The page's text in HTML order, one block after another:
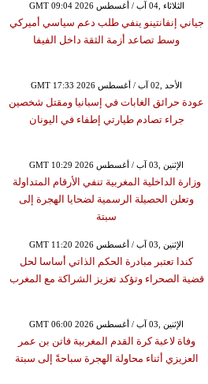
GMT 09:04 2026 الثلاثاء ,04 آب / أغسطس
جياني إنفانتينو ينفي طلب دعم سياسي أميركي
وسط تصاعد أزمة الثقة داخل الفيفا
GMT 17:33 2026 الأحد ,02 آب / أغسطس
عودة حرائق الغابات في إسبانيا ومقتل شخصين
جراء تصادم طيارتي إطفاء في اليونان
GMT 10:29 2026 الإثنين ,03 آب / أغسطس
وزارة الداخلية المغربية تنفي الأرقام المتداولة
وتعلن الحصيلة الرسمية لضحايا الهجرة إلى
سبتة
GMT 11:20 2026 الإثنين ,03 آب / أغسطس
كندا تعتبر مبادرة الحكم الذاتي أساسا لحل
قضية الصحراء وتؤكد تعزيز الشراكة مع المغرب
GMT 06:00 2026 الإثنين ,03 آب / أغسطس
وفاة لاعبة كرة القدم المغربية فاتن بن عمر
العزيزي أثناء محاولة الهجرة سباحةً إلى سبتة